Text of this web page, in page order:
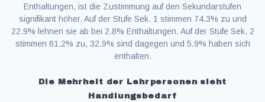
Enthaltungen, ist die Zustimmung auf den Sekundarstufen
signifikant höher. Auf der Stufe Sek. 1 stimmen 74.3% zu und
22.9% lehnen sie ab bei 2.8% Enthaltungen. Auf der Stufe Sek. 2
stimmen 61.2% zu, 32.9% sind dagegen und 5.9% haben sich
enthalten.
Die Mehrheit der Lehrpersonen sieht
Handlungsbedarf